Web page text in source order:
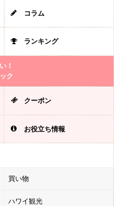
コラム
ランキング
！
ク
クーポン
お役立ち情報
買い物
ハワイ観光